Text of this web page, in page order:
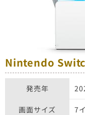
Nintendo
発売年
画面サイズ 7